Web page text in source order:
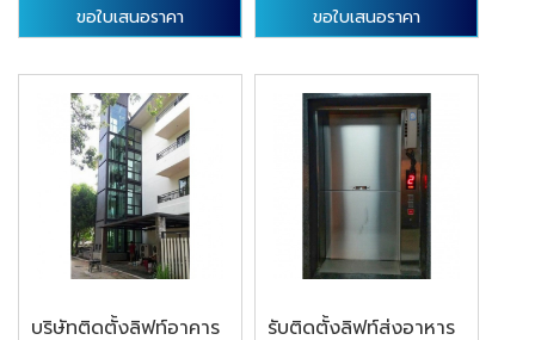
ขอใบเสนอราคา ขอใบเสนอราคา
บริษัทติดตั้งลิฟท์อาคาร
รับติดตั้งลิฟท์ส่งอาหาร